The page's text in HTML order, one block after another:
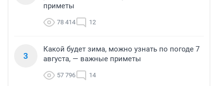
приметы
78 414 12
3
Какой будет зима, можно узнать по погоде 7
августа, — важные приметы
57 796 14